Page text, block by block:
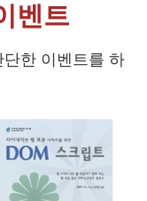
벤트
한 이벤트를 하